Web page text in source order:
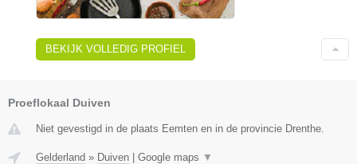
BEKIJK VOLLEDIG PROFIEL
Proeflokaal Duiven
Niet gevestigd in de plaats Eemten en in de provincie Drenthe.
Gelderland » Duiven Google maps ▼